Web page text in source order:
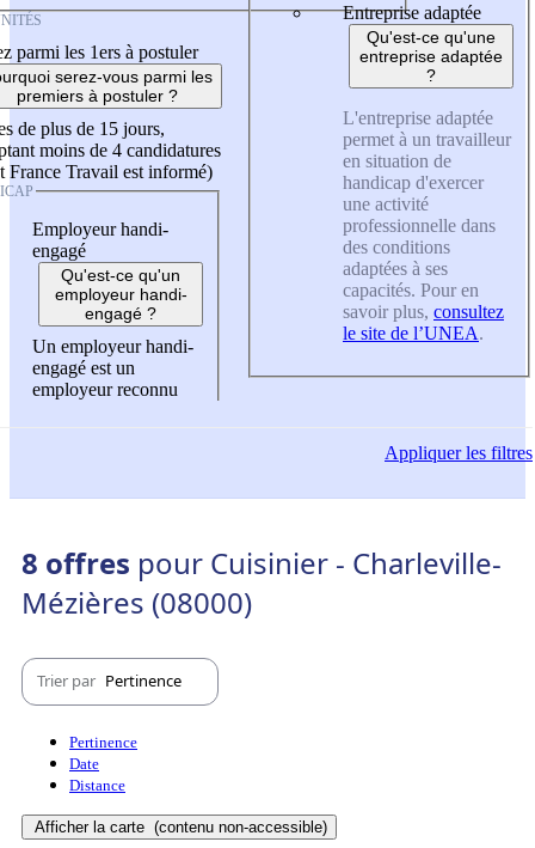
parmi les 1ers à postuler
serez-vous parmi les
premiers à postuler ?
de plus de 15 jours,
moins de 4 candidatures
France Travail est informé)
Employeur handi-
engagé
Qu'est-ce qu'un
employeur handi-
engagé ?
Un employeur handi-
engagé est un
employeur reconnu
Entreprise adaptée
Qu'est-ce qu'une
entreprise adaptée
?
L'entreprise adaptée
permet à un travailleur
en situation de
handicap d'exercer
une activité
professionnelle dans
des conditions
adaptées à ses
capacités. Pour en
savoir plus, consultez
le site de l’UNEA.
Appliquerles filtres
8 offres pour Cuisinier - Charleville-
Mézières (08000)
Trier par Pertinence
Pertinence
Date
Distance
Afficher la carte (contenu non-accessible)